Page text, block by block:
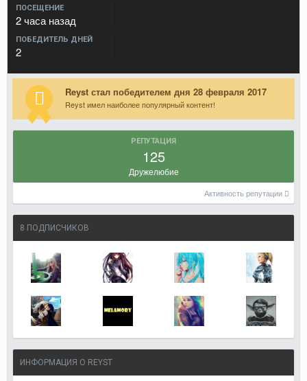
ПОСЕЩЕНИЕ
2 часа назад
ПОБЕДИТЕЛЬ ДНЕЙ
2
Reyst стал победителем дня 28 февраля 2017
Reyst имел наиболее популярный контент!
РЕПУТАЦИЯ
125
Дружелюбие
Активность репутации
8 ПОДПИСЧИКОВ
ИНФОРМАЦИЯ О REYST